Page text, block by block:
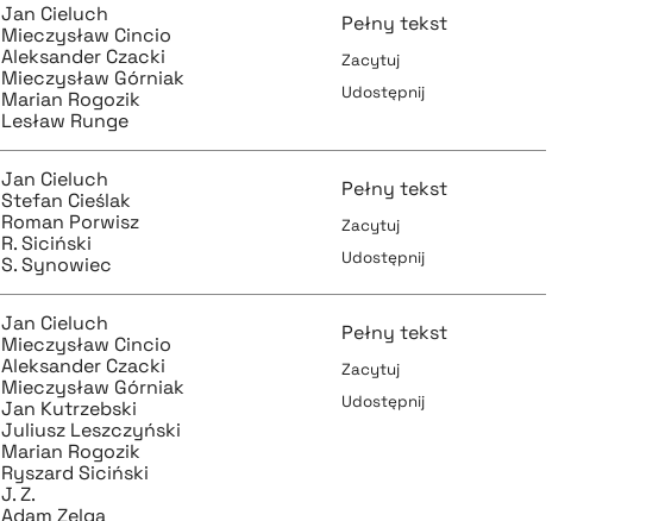
pobierz cytat
Jan Cieluch
Mieczysław Cincio
Aleksander Czacki
Mieczysław Górniak
Marian Rogozik
Lesław Runge
Pełny tekst
Zacytuj
Udostępnij
pobierz cytat
Jan Cieluch
Stefan Cieślak
Roman Porwisz
R. Siciński
S. Synowiec
Pełny tekst
Zacytuj
Udostępnij
Jan Cieluch
Mieczysław Cincio
Aleksander Czacki
Mieczysław Górniak
Jan Kutrzebski
Juliusz Leszczyński
Marian Rogozik
Ryszard Siciński
J. Z.
Adam Zelga
Pełny tekst
Zacytuj
Udostępnij